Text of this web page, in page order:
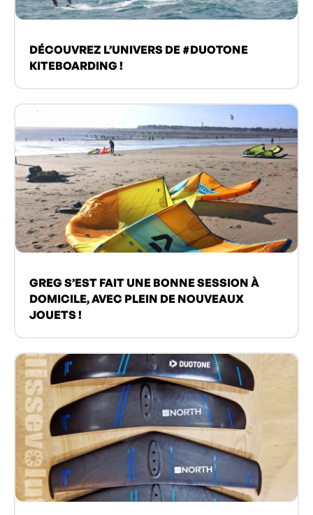
DÉCOUVREZ L’UNIVERS DE #DUOTONE
KITEBOARDING !
GREG S’EST FAIT UNE BONNE SESSION À
DOMICILE, AVEC PLEIN DE NOUVEAUX
JOUETS !